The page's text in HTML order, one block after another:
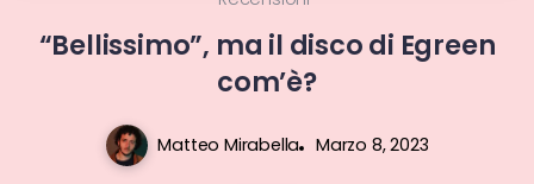
“Bellissimo”, ma il disco di Egreen
com’è?
Matteo Mirabella Marzo 8, 2023